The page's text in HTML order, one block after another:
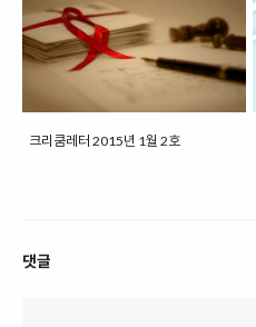
크리쿰레터 2015년 1월 2호
댓글